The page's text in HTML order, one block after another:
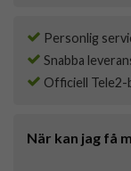
Personlig
Snabba
Officiell
När kan jag få